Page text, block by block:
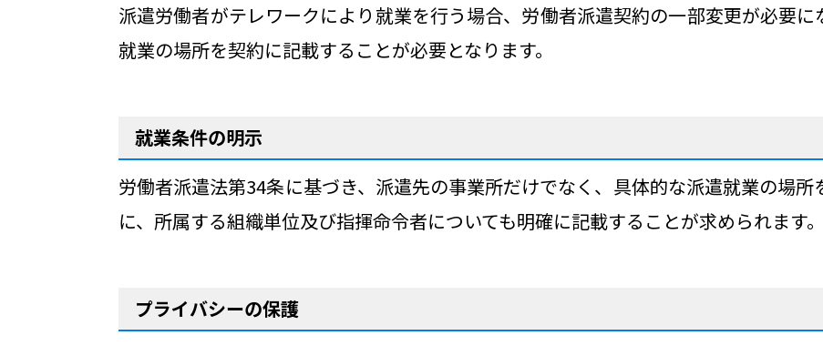
派遣労働者がテレワークにより就業を行う場合、労働者派遣契約の一部変更が必要
就業の場所を契約に記載することが必要となります。
就業条件の明示
労働者派遣法第34条に基づき、派遣先の事業所だけでなく、具体的な派遣就業の場
に、所属する組織単位及び指揮命令者についても明確に記載することが求められます。
プライバシーの保護